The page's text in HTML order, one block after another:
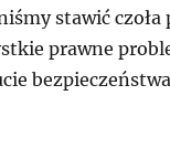
stawić
prawne